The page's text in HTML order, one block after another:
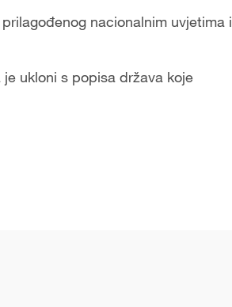
nacionalnim uvjetima i
ukloni s popisa država koje